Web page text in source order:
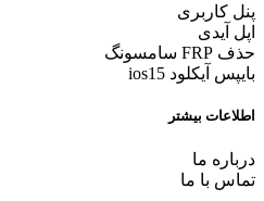
پنل کاربری
اپل آیدی
حذف FRP سامسونگ
بایپس آیکلود ios15
اطلاعات بیشتر
درباره ما
تماس با ما